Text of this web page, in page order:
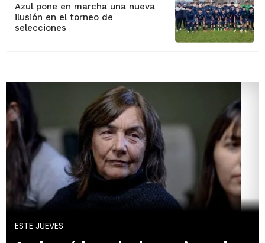
Azul pone en marcha una nueva
ilusión en el torneo de
selecciones
ESTE JUEVES